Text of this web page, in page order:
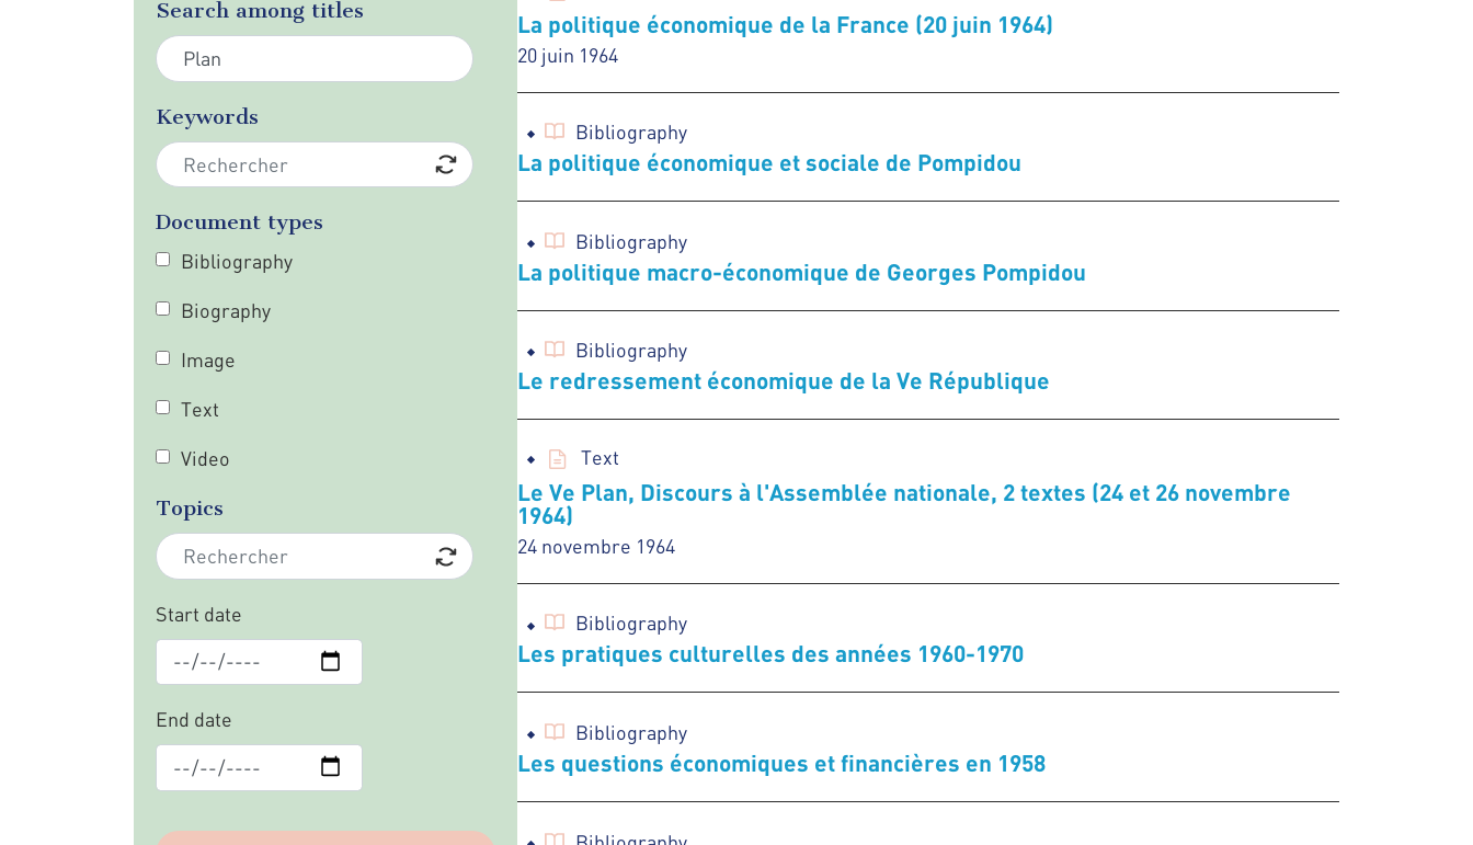
Search among titles
Keywords
Document types
Bibliography
Biography
Image
Text
Video
Topics
Start date
End date
La politique économique de la France (20 juin 1964)
20 juin 1964
Bibliography
La politique économique et sociale de Pompidou
Bibliography
La politique macro-économique de Georges Pompidou
Bibliography
Le redressement économique de la Ve République
Text
Le Ve Plan, Discours à l'Assemblée nationale, 2 textes (24 et 26 novembre
1964)
24 novembre 1964
Bibliography
Les pratiques culturelles des années 1960-1970
Bibliography
Les questions économiques et financières en 1958